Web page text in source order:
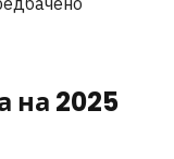
на 2025